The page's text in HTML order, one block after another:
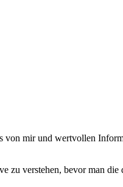
von mir und wertvollen
zu verstehen, bevor man